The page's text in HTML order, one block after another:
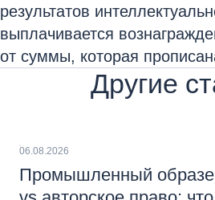
результатов
выплачивается
от суммы, которая
Другие
06.08.2026
Промышленный